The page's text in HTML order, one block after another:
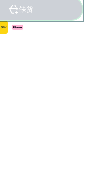
缺货